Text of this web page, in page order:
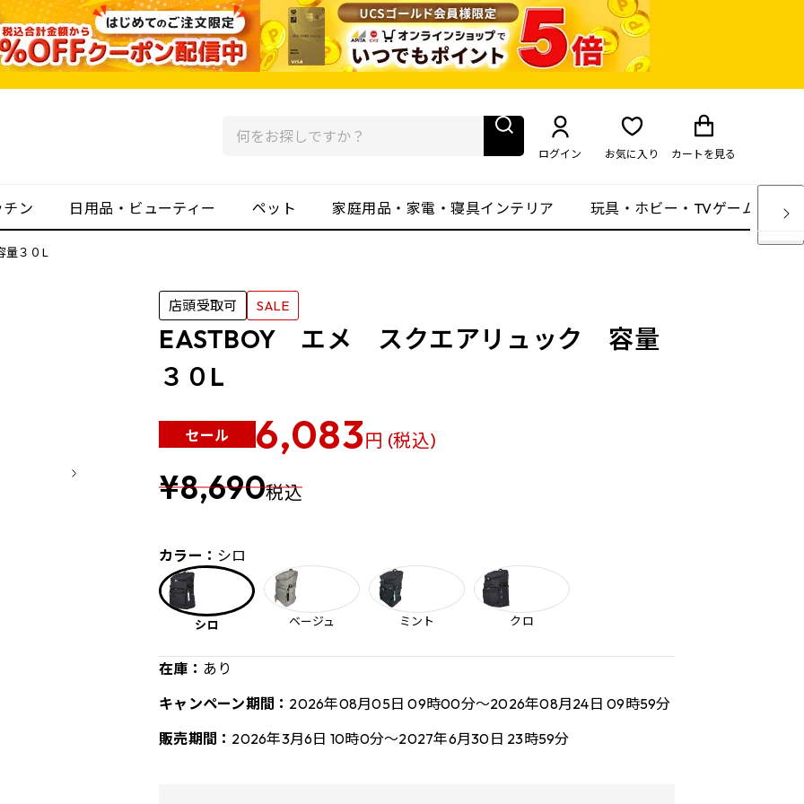
ログイン お気に入り カート を見る
ン 日用品・ビューティー ペット 家庭用品・家電・寝具インテリア 玩具・ホビー・TVゲーム
３０L
店頭受取可 SALE
EASTBOY エメ スクエアリュック 容量
３０L
セール 6,083円 (税込)
¥8,690税込
カラー： シロ
シロ ベージュ ミント クロ
在庫： あり
キャンペーン期間： 2026年08月05日 09時00分～2026年08月24日 09時59分
販売期間： 2026年3月6日 10時0分～2027年6月30日 23時59分